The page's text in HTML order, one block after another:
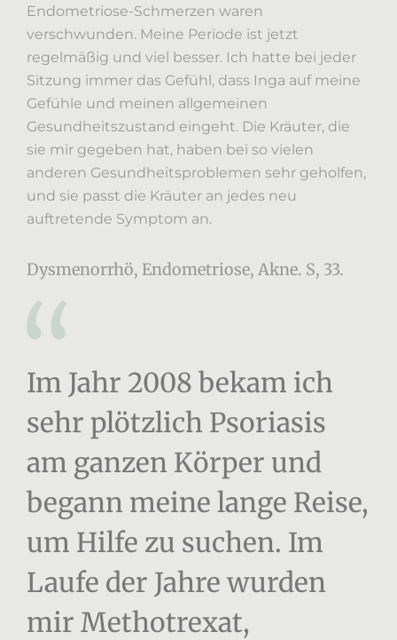
Endometriose-Schmerzen waren
verschwunden. Meine Periode ist jetzt
regelmäßig und viel besser. Ich hatte bei jeder
Sitzung immer das Gefühl, dass Inga auf meine
Gefühle und meinen allgemeinen
Gesundheitszustand eingeht. Die Kräuter, die
sie mir gegeben hat, haben bei so vielen
anderen Gesundheitsproblemen sehr geholfen,
und sie passt die Kräuter an jedes neu
auftretende Symptom an.
Dysmenorrhö, Endometriose, Akne. S, 33.
Im Jahr 2008 bekam ich
sehr plötzlich Psoriasis
am ganzen Körper und
begann meine lange Reise,
um Hilfe zu suchen. Im
Laufe der Jahre wurden
mir Methotrexat,